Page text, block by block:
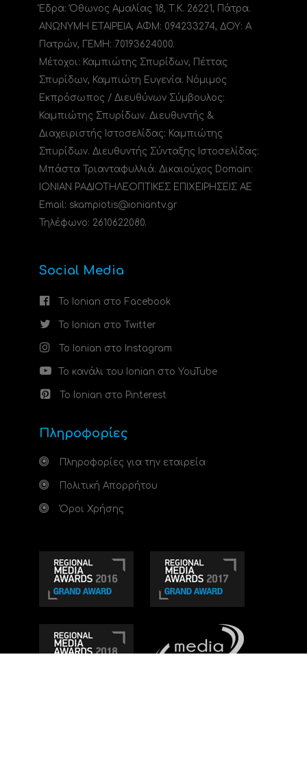
Έδρα: Όθωνος Αμαλίας 18, Τ.Κ. 26221, Πάτρα.
ΑΝΩΝΥΜΗ ΕΤΑΙΡΕΙΑ, ΑΦΜ: 094233274, ΔΟΥ: A
Πατρών, ΓΕΜΗ: 70193624000.
Μέτοχοι: Καμπιώτης Σπυρίδων, Πέττας
Σπυρίδων, Καμπιώτη Ευγενία. Νόμιμος
Εκπρόσωπος / Διευθύνων Σύμβουλος:
Καμπιώτης Σπυρίδων. Διευθυντής &
Διαχειριστής Ιστοσελίδας: Καμπιώτης
Σπυρίδων. Διευθυντής Σύνταξης Ιστοσελίδας:
Μπάστα Τριανταφυλλιά. Δικαιούχος Domain:
ΙΟΝΙΑΝ ΡΑΔΙΟΤΗΛΕΟΠΤΙΚΕΣ ΕΠΙΧΕΙΡΗΣΕΙΣ ΑΕ
Email: skampiotis@ioniantv.gr
Τηλέφωνο: 2610622080.
Social Media
Το Ionian στο Facebook
Το Ionian στο Twitter
Το Ionian στο Instagram
Το κανάλι του Ionian στο YouTube
Το Ionian στο Pinterest
Πληροφορίες
Πληροφορίες για την εταιρεία
Πολιτική Απορρήτου
Όροι Χρήσης